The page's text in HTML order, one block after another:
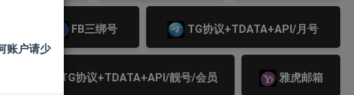
FB三绑号 TG协议+TDATA+API/月号
TG协议+TDATA+API/靓号/会员 雅虎邮箱
账户请少